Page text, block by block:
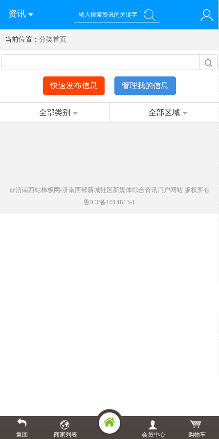
资讯
您好！欢迎来到济南西站棒极网-济南西部新城社区新媒体综
合资讯门户网站
登录 注册 微信快速登录
当前位置： 分类首页
快速发布信息 管理我的信息
全部类别 全部区域
@济南西站棒极网-济南西部新城社区新媒体综合资讯门户网站版权所有
鲁ICP备1014813-1
返回 商家列表 会员中心 购物车